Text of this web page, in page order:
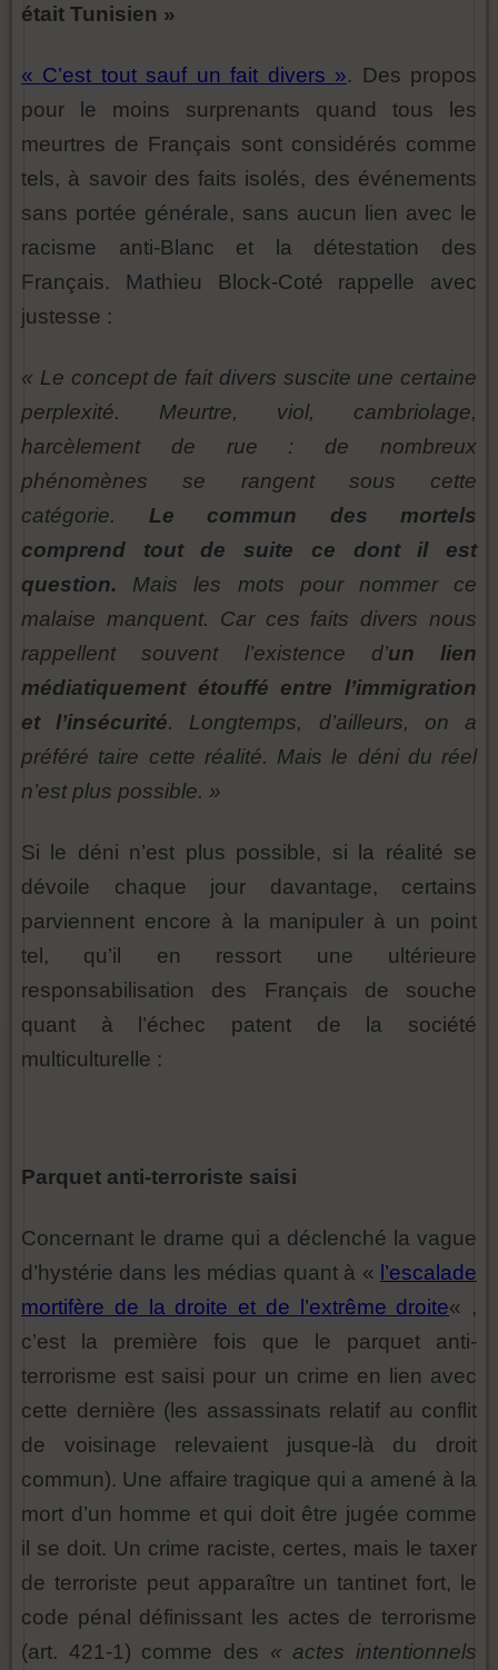
était Tunisien »
« C’est tout sauf un fait divers ». Des propos
pour le moins surprenants quand tous les
meurtres de Français sont considérés comme
tels, à savoir des faits isolés, des événements
sans portée générale, sans aucun lien avec le
racisme anti-Blanc et la détestation des
Français. Mathieu Block-Coté rappelle avec
justesse :
« Le concept de fait divers suscite une certaine
perplexité. Meurtre, viol, cambriolage,
harcèlement de rue : de nombreux
phénomènes se rangent sous cette
catégorie. Le commun des mortels
comprend tout de suite ce dont il est
question. Mais les mots pour nommer ce
malaise manquent. Car ces faits divers nous
rappellent souvent l’existence d’un lien
médiatiquement étouffé entre l’immigration
et l’insécurité. Longtemps, d’ailleurs, on a
préféré taire cette réalité. Mais le déni du réel
n’est plus possible. »
Si le déni n’est plus possible, si la réalité se
dévoile chaque jour davantage, certains
parviennent encore à la manipuler à un point
tel, qu’il en ressort une ultérieure
responsabilisation des Français de souche
quant à l’échec patent de la société
multiculturelle :
Parquet anti-terroriste saisi
Concernant le drame qui a déclenché la vague
d’hystérie dans les médias quant à « l’escalade
mortifère de la droite et de l’extrême droite« ,
c’est la première fois que le parquet anti-
terrorisme est saisi pour un crime en lien avec
cette dernière (les assassinats relatif au conflit
de voisinage relevaient jusque-là du droit
commun). Une affaire tragique qui a amené à la
mort d’un homme et qui doit être jugée comme
il se doit. Un crime raciste, certes, mais le taxer
de terroriste peut apparaître un tantinet fort, le
code pénal définissant les actes de terrorisme
(art. 421-1) comme des « actes intentionnels